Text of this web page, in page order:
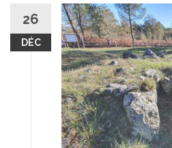
26
DÉC